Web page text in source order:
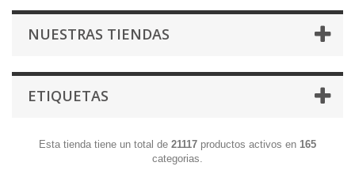
NUESTRAS TIENDAS
ETIQUETAS
Esta tienda tiene un total de 21117 productos activos en 165
categorias.